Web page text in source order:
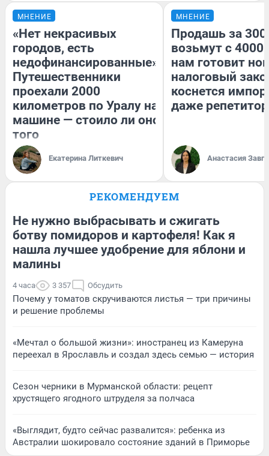
МНЕНИЕ
«Нет некрасивых
городов, есть
недофинансированные».
Путешественники
проехали 2000
километров по Уралу на
машине — стоило ли оно
того
Екатерина Литкевич
МНЕНИЕ
Продашь за
возьмут с
нам готовит
налоговый
коснется
даже
Анастасия
РЕКОМЕНДУЕМ
Не нужно выбрасывать и сжигать
ботву помидоров и картофеля! Как я
нашла лучшее удобрение для яблони и
малины
4 часа 3 357 Обсудить
Почему у томатов скручиваются листья — три причины
и решение проблемы
«Мечтал о большой жизни»: иностранец из Камеруна
переехал в Ярославль и создал здесь семью — история
Сезон черники в Мурманской области: рецепт
хрустящего ягодного штруделя за полчаса
«Выглядит, будто сейчас развалится»: ребенка из
Австралии шокировало состояние зданий в Приморье